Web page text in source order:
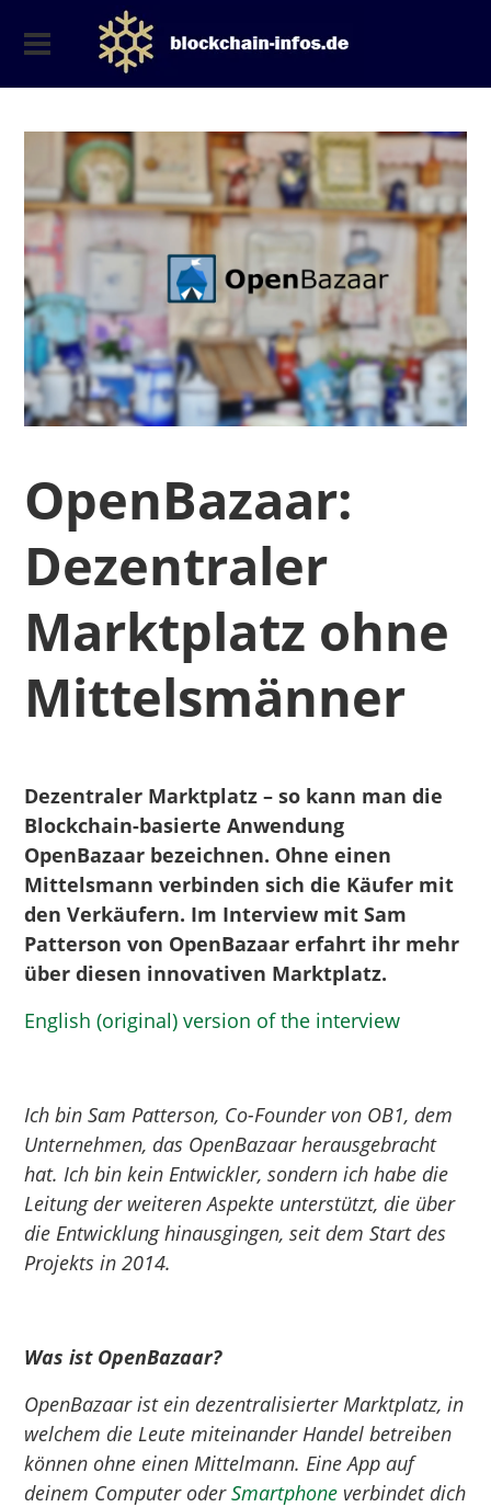
OpenBazaar:
Dezentraler
Marktplatz ohne
Mittelsmänner
Dezentraler Marktplatz – so kann man die
Blockchain-basierte Anwendung
OpenBazaar bezeichnen. Ohne einen
Mittelsmann verbinden sich die Käufer mit
den Verkäufern. Im Interview mit Sam
Patterson von OpenBazaar erfahrt ihr mehr
über diesen innovativen Marktplatz.
English (original) version of the interview
Ich bin Sam Patterson, Co-Founder von OB1, dem
Unternehmen, das OpenBazaar herausgebracht
hat. Ich bin kein Entwickler, sondern ich habe die
Leitung der weiteren Aspekte unterstützt, die über
die Entwicklung hinausgingen, seit dem Start des
Projekts in 2014.
Was ist OpenBazaar?
OpenBazaarist ein dezentralisierter Marktplatz, in
welchem die Leute miteinander Handel betreiben
können ohne einen Mittelmann. Eine App auf
deinem Computer oderSmartphone verbindet dich